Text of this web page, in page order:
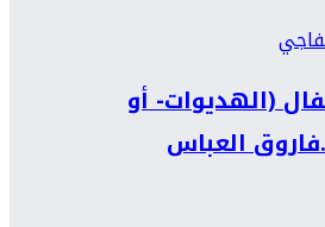
(الهديوات- أو
العباس